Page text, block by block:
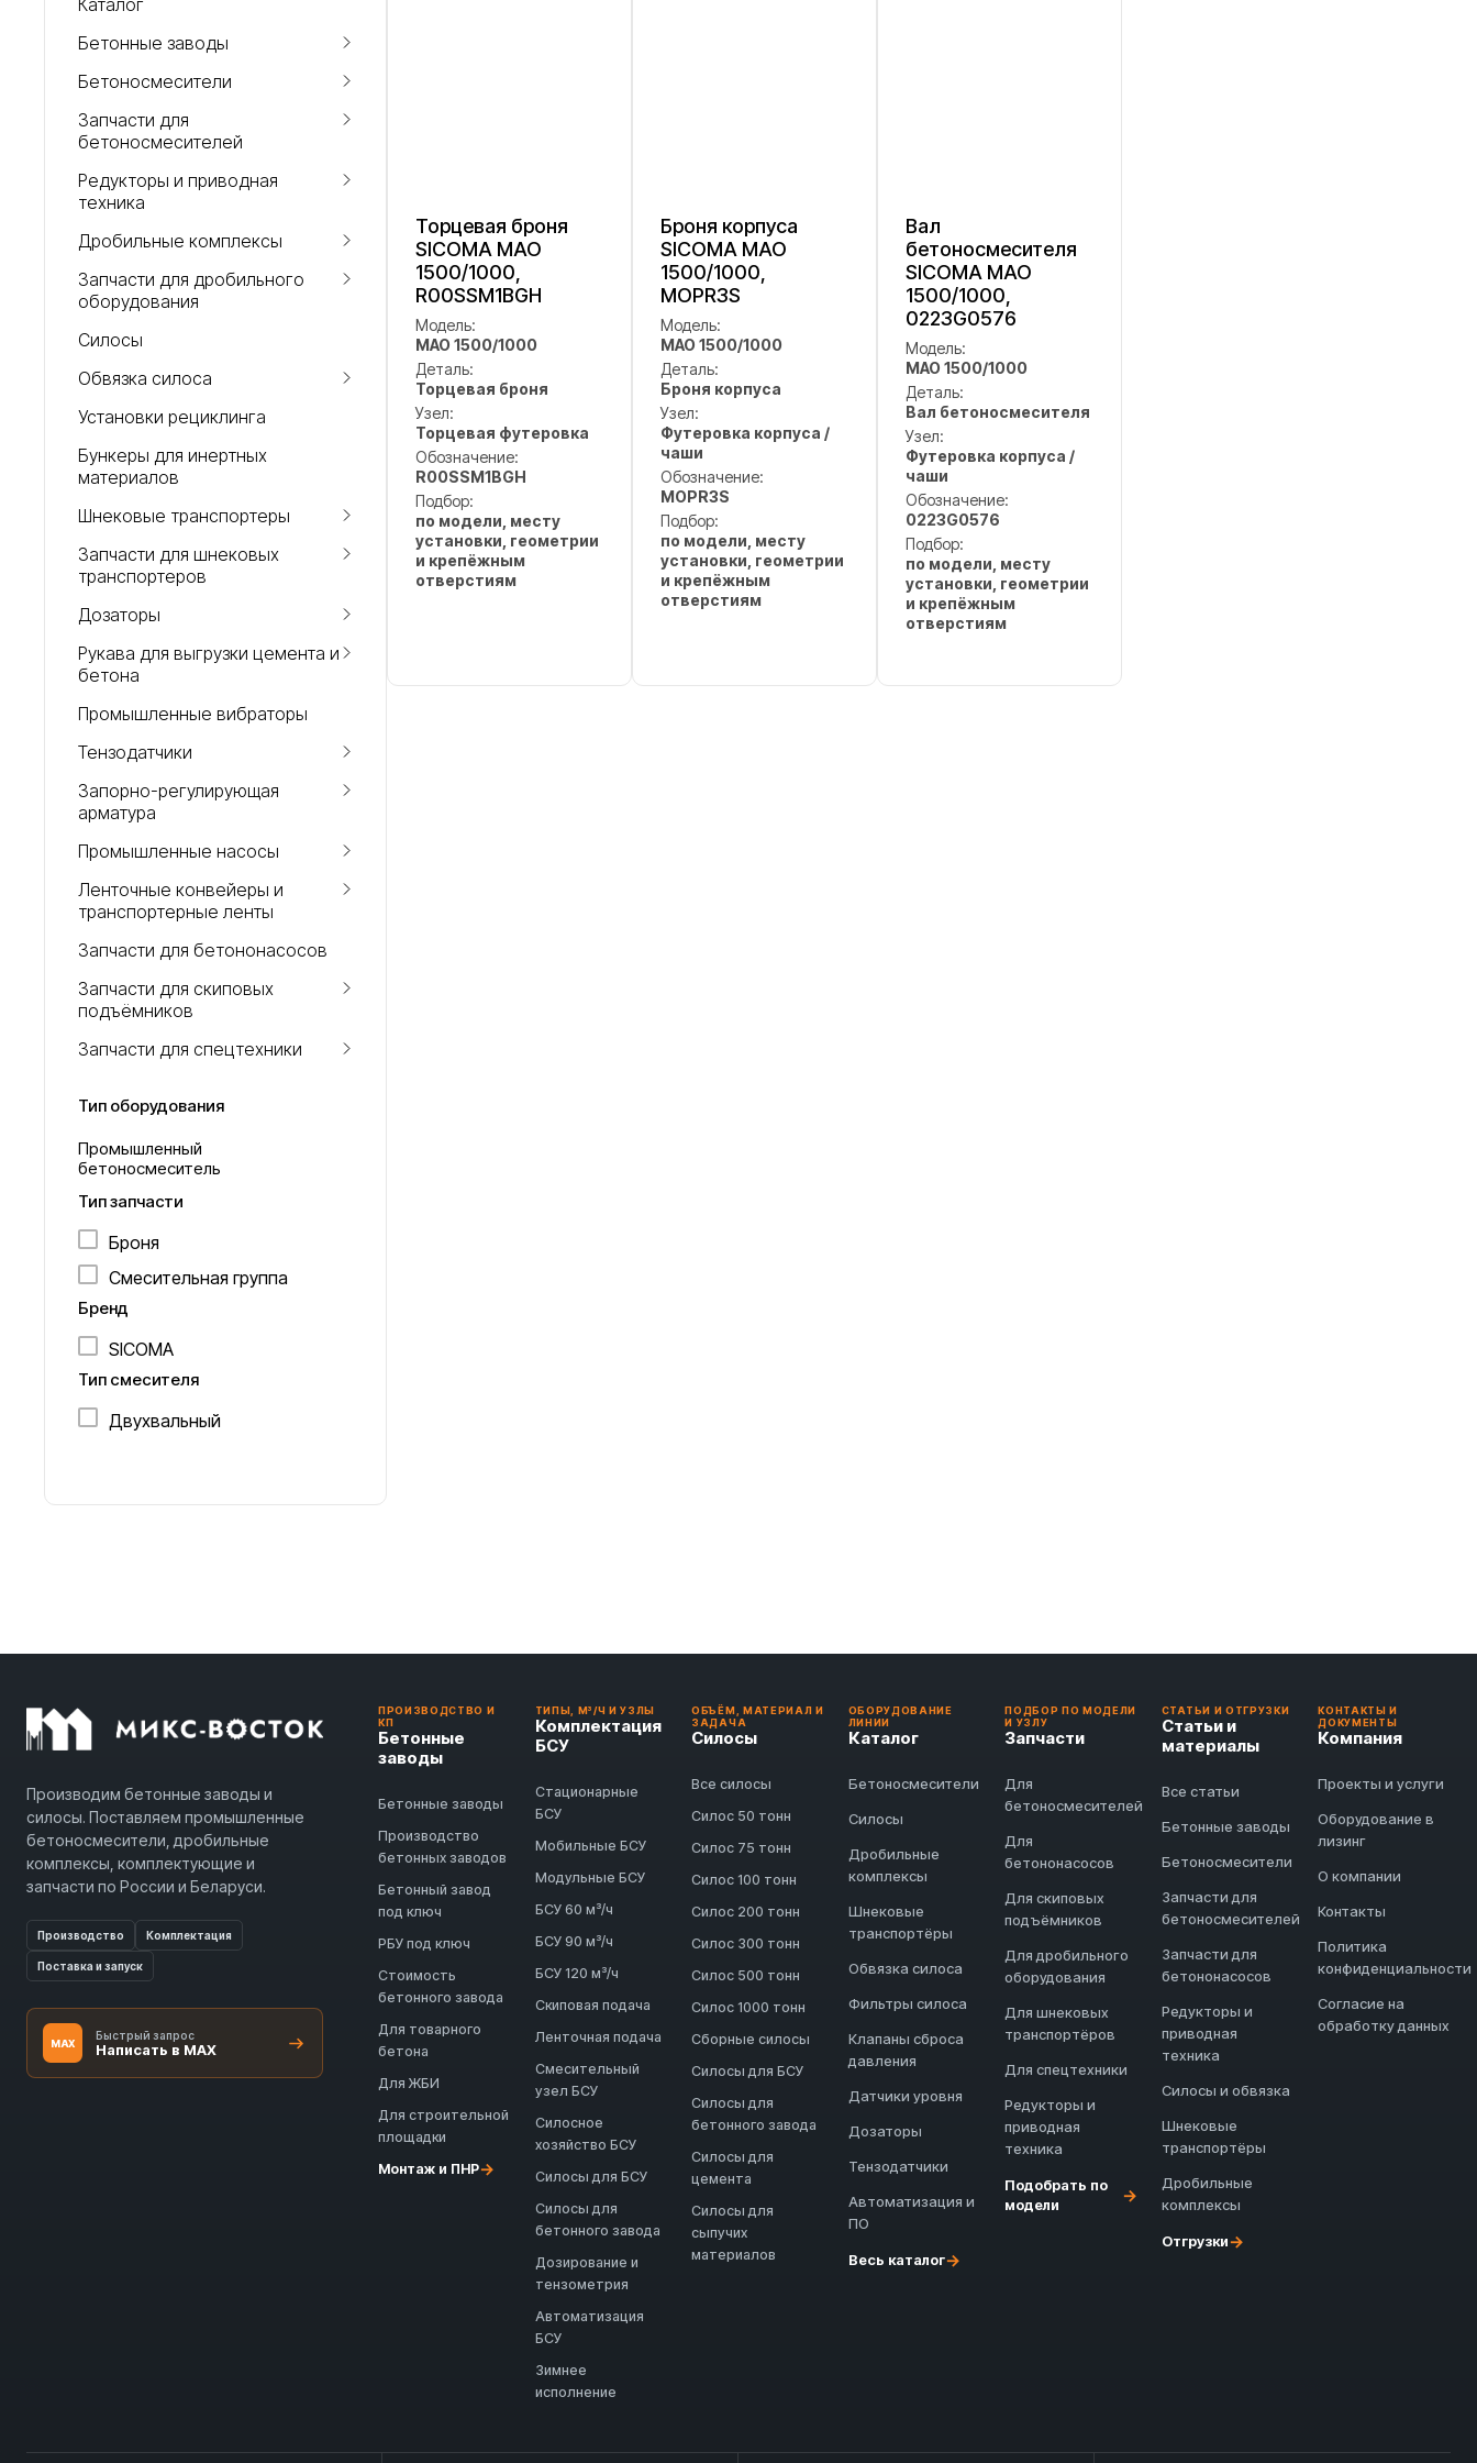
Каталог
Бетонные заводы
Бетоносмесители
Запчасти для
бетоносмесителей
Редукторы и приводная
техника
Дробильные комплексы
Запчасти для дробильного
оборудования
Силосы
Обвязка силоса
Установки рециклинга
Бункеры для инертных
материалов
Шнековые транспортеры
Запчасти для шнековых
транспортеров
Дозаторы
Рукава для выгрузки цемента и
бетона
Промышленные вибраторы
Тензодатчики
Запорно-регулирующая
арматура
Промышленные насосы
Ленточные конвейеры и
транспортерные ленты
Запчасти для бетононасосов
Запчасти для скиповых
подъёмников
Запчасти для спецтехники
Тип оборудования
Промышленный
бетоносмеситель
Тип запчасти
Броня
Смесительная группа
Бренд
SICOMA
Тип смесителя
Двухвальный
Торцевая броня
SICOMA MAO
1500/1000,
R00SSM1BGH
Модель:
MAO 1500/1000
Деталь:
Торцевая броня
Узел:
Торцевая футеровка
Обозначение:
R00SSM1BGH
Подбор:
по модели, месту
установки, геометрии
и крепёжным
отверстиям
Броня корпуса
SICOMA MAO
1500/1000,
MOPR3S
Модель:
MAO 1500/1000
Деталь:
Броня корпуса
Узел:
Футеровка корпуса /
чаши
Обозначение:
MOPR3S
Подбор:
по модели, месту
установки, геометрии
и крепёжным
отверстиям
Вал
бетоносмесителя
SICOMA MAO
1500/1000,
0223G0576
Модель:
MAO 1500/1000
Деталь:
Вал бетоносмесителя
Узел:
Футеровка корпуса /
чаши
Обозначение:
0223G0576
Подбор:
по модели, месту
установки, геометрии
и крепёжным
отверстиям
Производим бетонные заводы и
силосы. Поставляем промышленные
бетоносмесители, дробильные
комплексы, комплектующие и
запчасти по России и Беларуси.
Производство Комплектация
Поставка и запуск
MAX
Быстрый запрос
Написать в MAX
ПРОИЗВОДСТВО И
КП
Бетонные
заводы
Бетонные заводы
Производство
бетонных заводов
Бетонный завод
под ключ
РБУ под ключ
Стоимость
бетонного завода
Для товарного
бетона
Для ЖБИ
Для строительной
площадки
Монтаж и ПНР→
ТИПЫ, М³/Ч И УЗЛЫ
Комплектация
БСУ
Стационарные
БСУ
Мобильные БСУ
Модульные БСУ
БСУ 60 м³/ч
БСУ 90 м³/ч
БСУ 120 м³/ч
Скиповая подача
Ленточная подача
Смесительный
узел БСУ
Силосное
хозяйство БСУ
Силосы для БСУ
Силосы для
бетонного завода
Дозирование и
тензометрия
Автоматизация
БСУ
Зимнее
исполнение
ОБЪЁМ, МАТЕРИАЛ И
ЗАДАЧА
Силосы
Все силосы
Силос 50 тонн
Силос 75 тонн
Силос 100 тонн
Силос 200 тонн
Силос 300 тонн
Силос 500 тонн
Силос 1000 тонн
Сборные силосы
Силосы для БСУ
Силосы для
бетонного завода
Силосы для
цемента
Силосы для
сыпучих
материалов
ОБОРУДОВАНИЕ
ЛИНИИ
Каталог
Бетоносмесители
Силосы
Дробильные
комплексы
Шнековые
транспортёры
Обвязка силоса
Фильтры силоса
Клапаны сброса
давления
Датчики уровня
Дозаторы
Тензодатчики
Автоматизация и
ПО
Весь каталог→
ПОДБОР ПО МОДЕЛИ
И УЗЛУ
Запчасти
Для
бетоносмесителей
Для
бетононасосов
Для скиповых
подъёмников
Для дробильного
оборудования
Для шнековых
транспортёров
Для спецтехники
Редукторы и
приводная
техника
Подобрать по
модели
→
СТАТЬИ И ОТГРУЗКИ
Статьи и
материалы
Все статьи
Бетонные заводы
Бетоносмесители
Запчасти для
бетоносмесителей
Запчасти для
бетононасосов
Редукторы и
приводная
техника
Силосы и обвязка
Шнековые
транспортёры
Дробильные
комплексы
Отгрузки→
КОНТАКТЫ И
ДОКУМЕНТЫ
Компания
Проекты и услуги
Оборудование в
лизинг
О компании
Контакты
Политика
конфиденциальности
Согласие на
обработку данных